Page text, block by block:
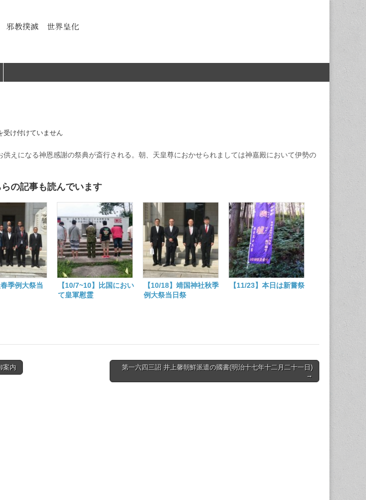
受け付けていません
えになる神恩感謝の祭典が斎行される。朝、天皇尊におかせられましては神嘉殿において伊勢の
の記事も読んでいます
季例大祭当
【10/7~10】比国におい
て皇軍慰霊
【10/18】靖国神社秋季
例大祭当日祭
【11/23】本日は新嘗祭
案内
第一六四三詔 井上馨朝鮮派遣の國書(明治十七年十二月二十一日)
→